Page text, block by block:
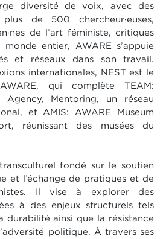
diversité de voix, avec des
de 500 chercheur·euses,
de l’art féministe, critiques
entier, AWARE s’appuie
et réseaux dans son travail.
internationales, NEST est le
qui complète TEAM:
Agency, Mentoring, un réseau
et AMIS: AWARE Museum
réunissant des musées du
fondé sur le soutien
et l’échange de pratiques et de
Il vise à explorer des
à des enjeux structurels tels
durabilité ainsi que la résistance
politique. À travers ses